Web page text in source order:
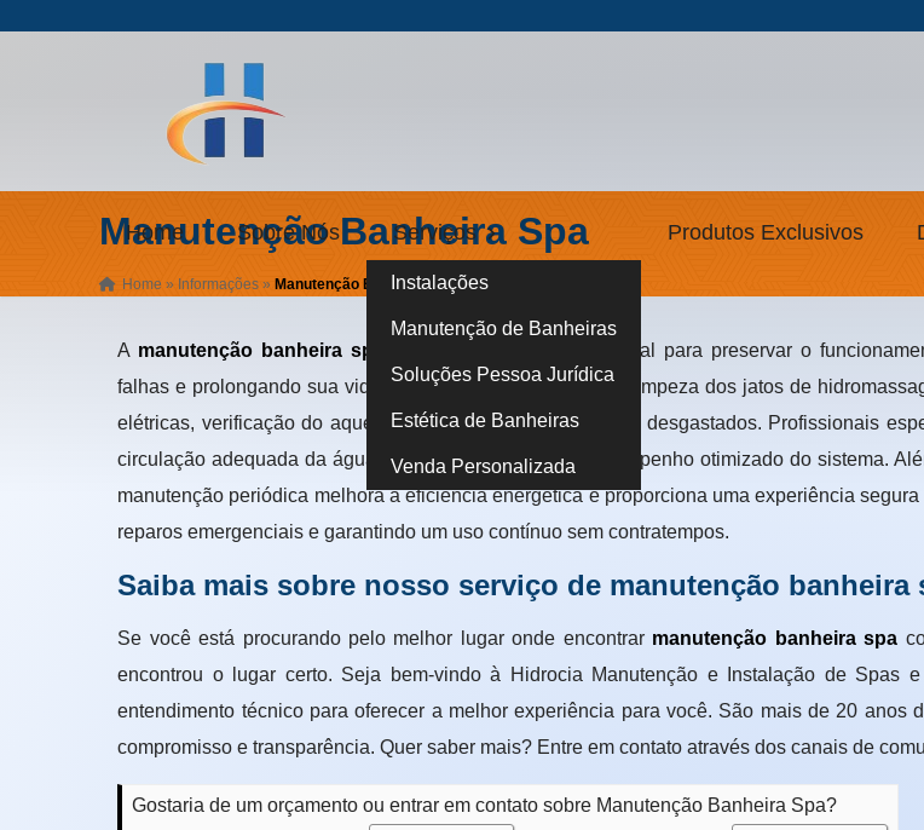
Home Sobre Nós Serviços
Instalações
Manutenção de Banheiras
Soluções Pessoa Jurídica
Estética de Banheiras
Venda Personalizada
Produtos Exclusivos
Manutenção Banheira Spa
Home » Informações » Manutenção Banheira Spa
A manutenção banheira spa
é um procedimento essencial para preservar o
falhas e prolongando sua vida útil. Esse serviço envolve a limpeza dos jatos de
elétricas, verificação do aquecedor e troca de componentes desgastados. Profissionais
circulação adequada da água, a vedação correta e o desempenho otimizado do sistema.
manutenção periódica melhora a eficiência energética e proporciona uma experiência
reparos emergenciais e garantindo um uso contínuo sem contratempos.
Saiba mais sobre nosso serviço de manutenção banheira
Se você está procurando pelo melhor lugar onde encontrarmanutenção banheira spa
encontrou o lugar certo. Seja bem-vindo à Hidrocia Manutenção e Instalação de Spas
entendimento técnico para oferecer a melhor experiência para você. São mais de 20 anos
compromisso e transparência. Quer saber mais? Entre em contato através dos canais de
Gostaria de um orçamento ou entrar em contato sobre Manutenção Banheira Spa?